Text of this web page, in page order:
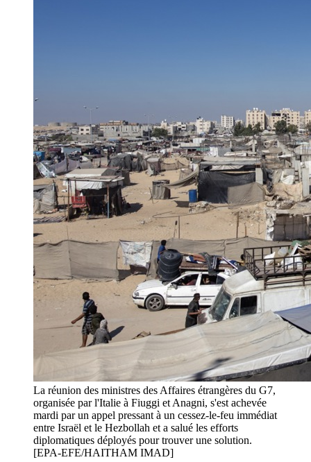
La réunion des ministres des Affaires étrangères du G7,
organisée par l'Italie à Fiuggi et Anagni, s'est achevée
mardi par un appel pressant à un cessez-le-feu immédiat
entre Israël et le Hezbollah et a salué les efforts
diplomatiques déployés pour trouver une solution.
[EPA-EFE/HAITHAM IMAD]